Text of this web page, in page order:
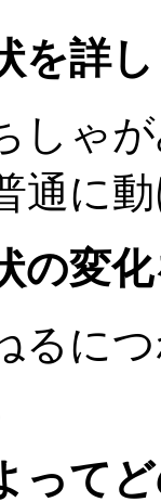
を詳
しゃ
通に
の変
るに
って